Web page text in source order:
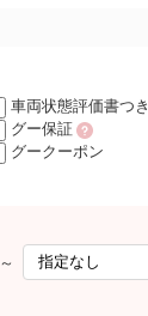
車両状態評価書つき
グー保証
グークーポン
～